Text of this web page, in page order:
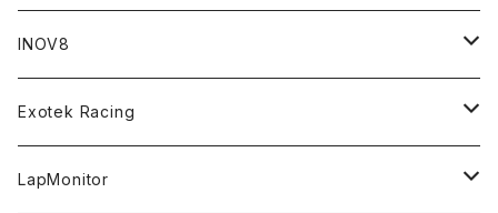
BD9 MID Conversion Kit
Option Parts For TRF420,420X
Option Parts For TA08/TA08R
Accessories
CREST ESC
CREST X EVO
CREST Stocki Motor
GT8 （1/8 W/B325mm,W/B360mm）
LMH （1/10 190mm）
Liquid Mask＜リキッドマスク＞
Accessories＜バッグ/その他製品＞
Stencils＜エアブラシ用ステンシル＞
SP2＜組立キット／スペアー＆オプションパーツ＞
SP1＜組立キット／スペアー＆オプションパーツ＞
SP1-F＜組立キット／スペアー＆オプションパーツ＞
INOV8
Bodyshell Accessories
Setup Tools
Exotek Racing
Bodies
LapMonitor